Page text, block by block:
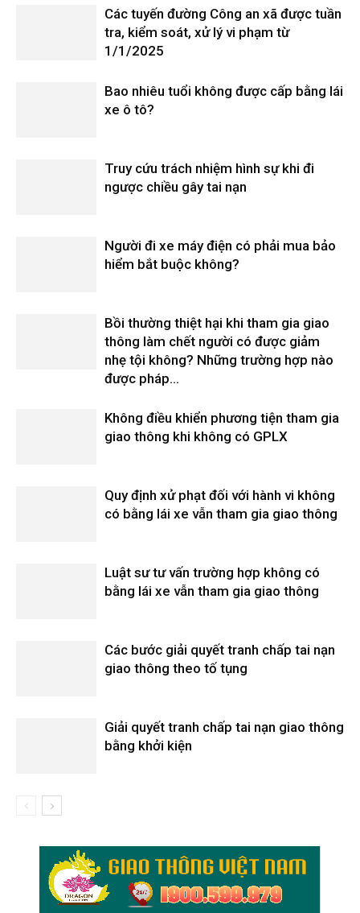
Các tuyến đường Công an xã được tuần
tra, kiểm soát, xử lý vi phạm từ
1/1/2025
Bao nhiêu tuổi không được cấp bằng lái
xe ô tô?
Truy cứu trách nhiệm hình sự khi đi
ngược chiều gây tai nạn
Người đi xe máy điện có phải mua bảo
hiểm bắt buộc không?
Bồi thường thiệt hại khi tham gia giao
thông làm chết người có được giảm
nhẹ tội không? Những trường hợp nào
được pháp...
Không điều khiển phương tiện tham gia
giao thông khi không có GPLX
Quy định xử phạt đối với hành vi không
có bằng lái xe vẫn tham gia giao thông
Luật sư tư vấn trường hợp không có
bằng lái xe vẫn tham gia giao thông
Các bước giải quyết tranh chấp tai nạn
giao thông theo tố tụng
Giải quyết tranh chấp tai nạn giao thông
bằng khởi kiện